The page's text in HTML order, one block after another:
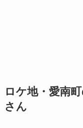
ロケ地・愛南
さん